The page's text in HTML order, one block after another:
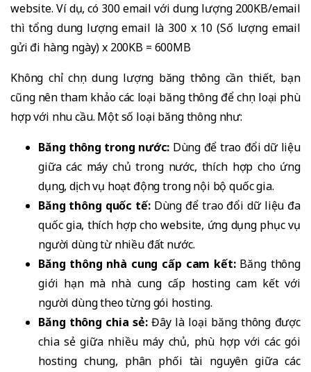
website. Ví dụ, có 300 email với dung lượng 200KB/email
thì tổng dung lượng email là 300 x 10 (Số lượng email
gửi đi hàng ngày) x 200KB = 600MB
Không chỉ chọn dung lượng băng thông cần thiết, bạn
cũng nên tham khảo các loại băng thông để chọn loại phù
hợp với nhu cầu. Một số loại băng thông như:
Băng thông trong nước: Dùng để trao đổi dữ liệu
giữa các máy chủ trong nước, thích hợp cho ứng
dụng, dịch vụ hoạt động trong nội bộ quốc gia.
Băng thông quốc tế: Dùng để trao đổi dữ liệu đa
quốc gia, thích hợp cho website, ứng dụng phục vụ
người dùng từ nhiều đất nước.
Băng thông nhà cung cấp cam kết:Băng thông
giới hạn mà nhà cung cấp hosting cam kết với
người dùng theo từng gói hosting.
Băng thông chia sẻ:Đây là loại băng thông được
chia sẻ giữa nhiều máy chủ, phù hợp với các gói
hosting chung, phân phối tài nguyên giữa các